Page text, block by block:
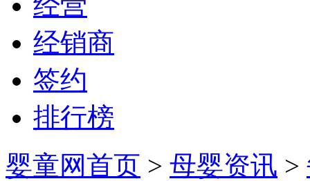
经销商
签约
排行榜
婴童网首页 > 母婴资讯 >